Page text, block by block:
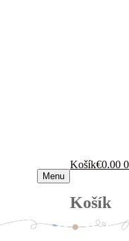
Menu
Košík€0.00 0
Košík